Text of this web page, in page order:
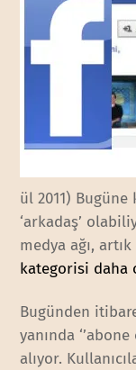
ül 2011) Bugüne
‘arkadaş’
medya ağı,
kategorisi daha
Bugünden
yanında
alıyor.